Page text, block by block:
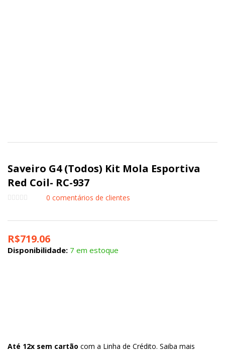
Saveiro G4 (Todos) Kit Mola Esportiva
Red Coil- RC-937
0 comentários de clientes
R$719.06
Disponibilidade: 7 em estoque
Até 12x sem cartão com a Linha de Crédito. Saiba mais